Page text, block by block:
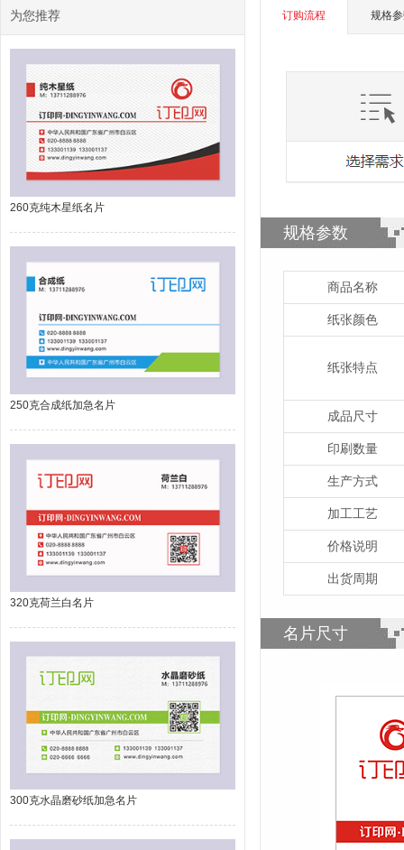
为您推荐
260克纯木星纸名片
250克合成纸加急名片
320克荷兰白名片
300克水晶磨砂纸加急名片
订购流程 规格
规格参数
商品名称
纸张颜色
纸张特点
成品尺寸
印刷数量
生产方式
加工工艺
价格说明
出货周期
名片尺寸